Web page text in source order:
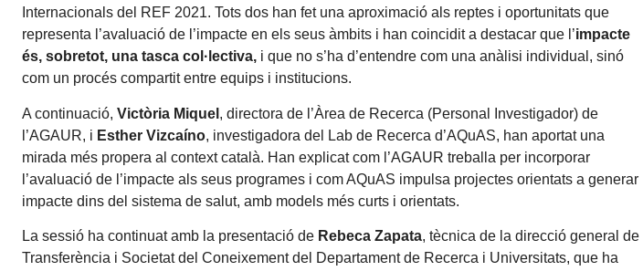
Internacionals del REF 2021. Tots dos han fet una aproximació als reptes i oportunitats que
representa l’avaluació de l’impacte en els seus àmbits i han coincidit a destacar que l’impacte
és, sobretot, una tasca col·lectiva, i que no s’ha d’entendre com una anàlisi individual, sinó
com un procés compartit entre equips i institucions.
A continuació, Victòria Miquel , directora de l’Àrea de Recerca (Personal Investigador) de
l’AGAUR, i Esther Vizcaíno, investigadora del Lab de Recerca d’AQuAS, han aportat una
mirada més propera al context català. Han explicat com l’AGAUR treballa per incorporar
l’avaluació de l’impacte als seus programes i com AQuAS impulsa projectes orientats a generar
impacte dins del sistema de salut, amb models més curts i orientats.
La sessió ha continuat amb la presentació de Rebeca Zapata, tècnica de la direcció general de
Transferència i Societat del Coneixement del Departament de Recerca i Universitats, que ha